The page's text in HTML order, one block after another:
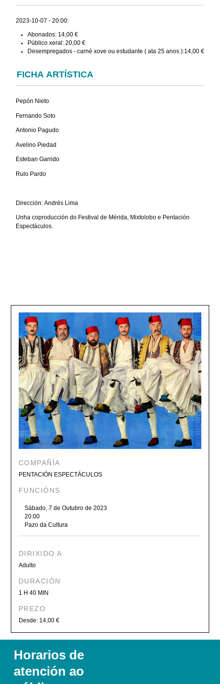
2023-10-07 - 20:00:
Abonados: 14,00 €
Público xeral: 20,00 €
Desempregados - carné xove ou estudante ( ata 25 anos ):14,00 €
FICHA ARTÍSTICA
Pepón Nieto
Fernando Soto
Antonio Pagudo
Avelino Piedad
Esteban Garrido
Rulo Pardo
Dirección: Andrés Lima
Unha coproducción do Festival de Mérida, Mixtolobo e Pentación
Espectáculos.
COMPAÑÍA
PENTACIÓN ESPECTÁCULOS
FUNCIÓNS
Sábado, 7 de Outubro de 2023
20:00
Pazo da Cultura
DIRIXIDO A
Adulto
DURACIÓN
1 H 40 MIN
PREZO
Desde: 14,00 €
Horarios de
atención ao